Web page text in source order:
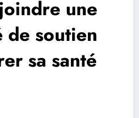
une
de soutien
sa santé